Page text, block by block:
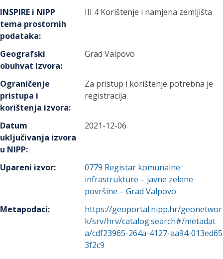
INSPIRE i NIPP
tema prostornih
podataka:
III 4 Korištenje i namjena zemljišta
Geografski
obuhvat izvora:
Grad Valpovo
Ograničenje
pristupa i
korištenja izvora:
Za pristup i korištenje potrebna je
registracija.
Datum
uključivanja izvora
u NIPP:
2021-12-06
Upareni izvor: 0779 Registar komunalne
infrastrukture – javne zelene
površine – Grad Valpovo
Metapodaci:
https://geoportal.nipp.hr/geonetwor
k/srv/hrv/catalog.search#/metadat
a/cdf23965-264a-4127-aa94-013ed65
3f2c9